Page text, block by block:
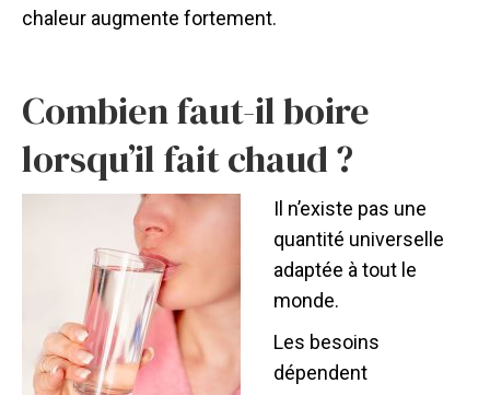
chaleur augmente fortement.
Combien faut-il boire
lorsqu’il fait chaud ?
Il n’existe pas une
quantité universelle
adaptée à tout le
monde.
Les besoins
dépendent